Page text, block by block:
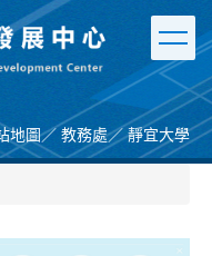
地圖／ 教務處／ 靜宜大學